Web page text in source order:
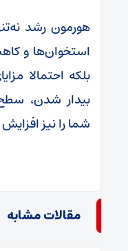
هورمون رشد
استخوان‌ها و
بلکه احتمالا
بیدار شدن،
شما را نیز
مقالات مشابه